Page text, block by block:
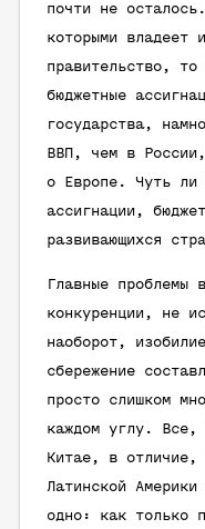
почти не
которыми владеет
правительство,
бюджетные
государства,
ВВП, чем в
о Европе. Чуть ли
ассигнации,
развивающихся
Главные проблемы
конкуренции, не
наоборот,
сбережение
просто слишком
каждом углу. Все,
Китае, в
Латинской
одно: как только